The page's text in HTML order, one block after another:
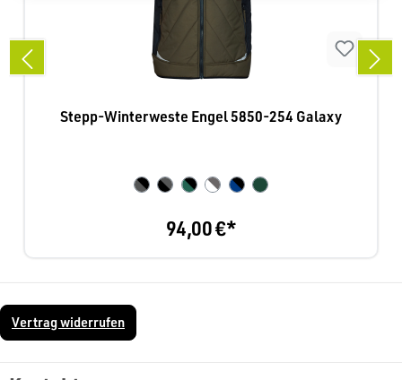
Stepp-Winterweste Engel 5850-254 Galaxy
94,00 €*
Vertrag widerrufen